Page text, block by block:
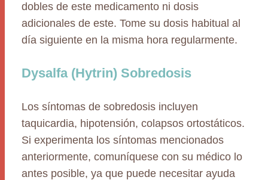
dobles de este medicamento ni dosis
adicionales de este. Tome su dosis habitual al
día siguiente en la misma hora regularmente.
Dysalfa (Hytrin) Sobredosis
Los síntomas de sobredosis incluyen
taquicardia, hipotensión, colapsos ortostáticos.
Si experimenta los síntomas mencionados
anteriormente, comuníquese con su médico lo
antes posible, ya que puede necesitar ayuda